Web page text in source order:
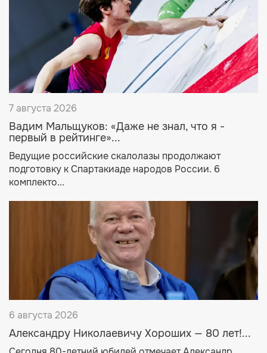
7 августа 2026
Вадим Мальщуков: «Даже не знал, что я -
первый в рейтинге»...
Ведущие российские скалолазы продолжают
подготовку к Спартакиаде народов России. 6
комплекто...
6 августа 2026
Александру Николаевичу Хороших — 80 лет!...